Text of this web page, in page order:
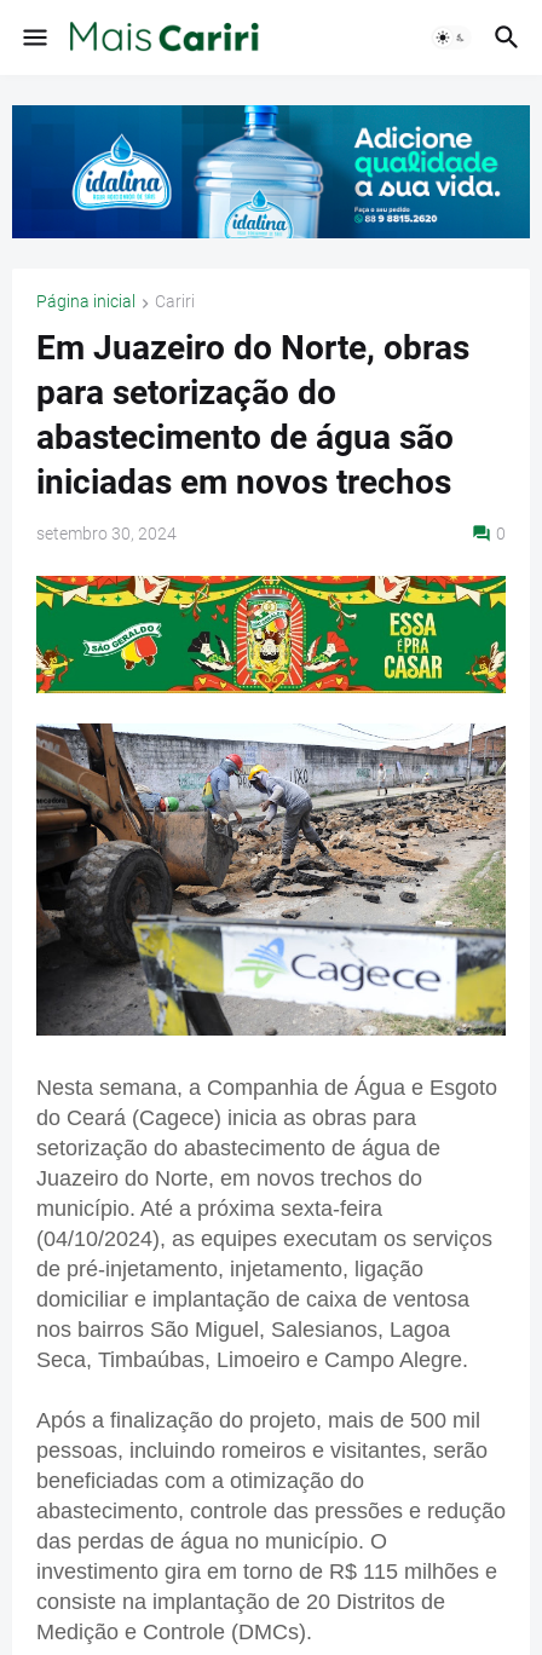
Página inicial Cariri
Em Juazeiro do Norte, obras
para setorização do
abastecimento de água são
iniciadas em novos trechos
setembro 30, 2024 0
Nesta semana, a Companhia de Água e Esgoto
do Ceará (Cagece) inicia as obras para
setorização do abastecimento de água de
Juazeiro do Norte, em novos trechos do
município. Até a próxima sexta-feira
(04/10/2024), as equipes executam os serviços
de pré-injetamento, injetamento, ligação
domiciliar e implantação de caixa de ventosa
nos bairros São Miguel, Salesianos, Lagoa
Seca, Timbaúbas, Limoeiro e Campo Alegre.
Após a finalização do projeto, mais de 500 mil
pessoas, incluindo romeiros e visitantes, serão
beneficiadas com a otimização do
abastecimento, controle das pressões e redução
das perdas de água no município. O
investimento gira em torno de R$ 115 milhões e
consiste na implantação de 20 Distritos de
Medição e Controle (DMCs).